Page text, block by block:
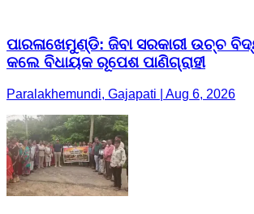
ପାରଳାଖେମୁଣ୍ଡି: ଜିବା ସରକାରୀ ଉଚ୍ଚ
କଲେ ବିଧାୟକ ରୂପେଶ ପାଣିଗ୍ରାହୀ
Paralakhemundi, Gajapati | Aug 6, 2026